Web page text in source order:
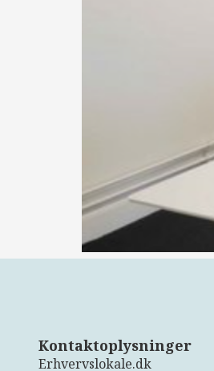
Kontaktoplysninger
Erhvervslokale.dk